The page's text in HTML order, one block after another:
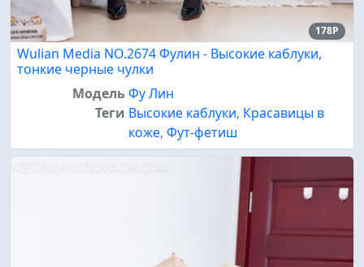
178P
Wulian Media NO.2674 Фулин - Высокие каблуки,
тонкие черные чулки
МодельФу Лин
Теги Высокие каблуки, Красавицы в
коже, Фут-фетиш